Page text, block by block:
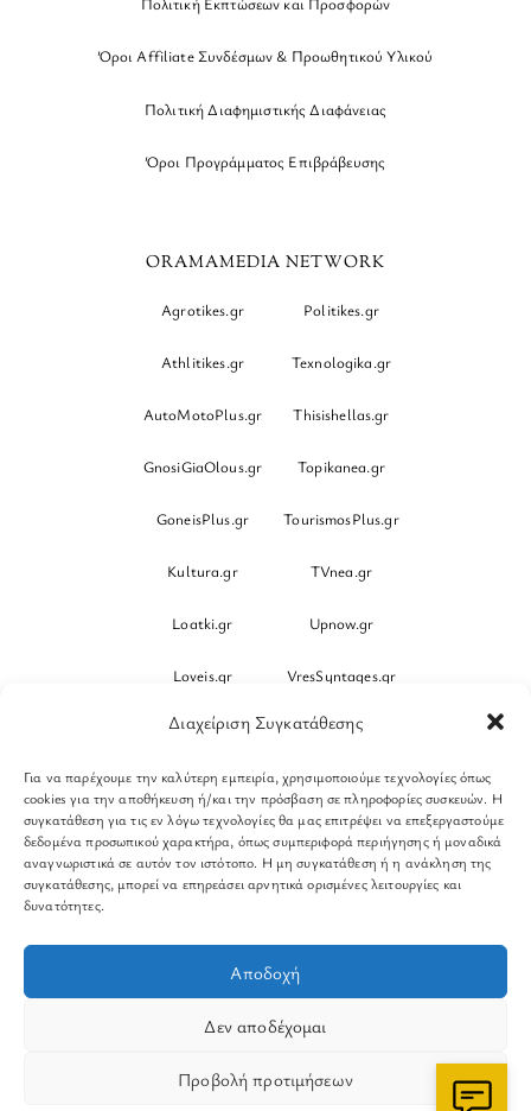
Διαχείριση Συγκατάθεσης
Για να παρέχουμε την καλύτερη εμπειρία, χρησιμοποιούμε τεχνολογίες όπως
cookies για την αποθήκευση ή/και την πρόσβαση σε πληροφορίες συσκευών. Η
συγκατάθεση για τις εν λόγω τεχνολογίες θα μας επιτρέψει να επεξεργαστούμε
δεδομένα προσωπικού χαρακτήρα, όπως συμπεριφορά περιήγησης ή μοναδικά
αναγνωριστικά σε αυτόν τον ιστότοπο. Η μη συγκατάθεση ή η ανάκληση της
συγκατάθεσης, μπορεί να επηρεάσει αρνητικά ορισμένες λειτουργίες και
δυνατότητες.
Αποδοχή
Δεν αποδέχομαι
Προβολή προτιμήσεων
Όροι Affiliate Συνδέσμων & Προωθητικού Υλικού
Πολιτική Διαφημιστικής Διαφάνειας
Όροι Προγράμματος Επιβράβευσης
ORAMAMEDIA NETWORK
Agrotikes.gr Politikes.gr
Athlitikes.gr Texnologika.gr
AutoMotoPlus.gr Thisishellas.gr
GnosiGiaOlous.gr Topikanea.gr
GoneisPlus.gr TourismosPlus.gr
Kultura.gr TVnea.gr
Loatki.gr Upnow.gr
Loveis.gr VresSyntages.gr
ModernaGynaika.gr Xristianika.gr
OikonomiaPlus.gr ZoumeKalytera.gr
Oikotropia.gr ZoumeSpiti.gr
Perepet.gr
© 2026Orama Group(Orama Group Μ.Ι.Κ.Ε.) | Α.Φ.Μ.
801086294 – Δ.Ο.Υ. ΚΕΦΟΔΕ Αττικής | Γ.Ε.ΜΗ
148748903000 | Έδρα: Αθήνα, Ελλάδα |